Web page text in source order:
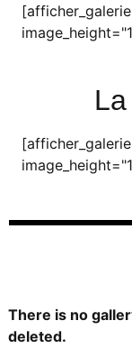
There is no
deleted.